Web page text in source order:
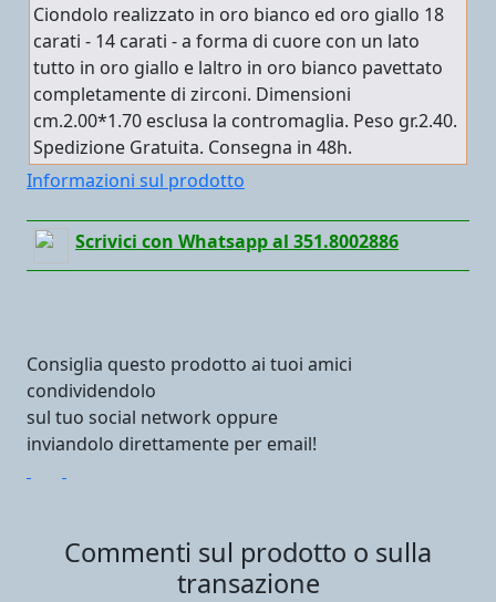
Ciondolo realizzato in oro bianco ed oro giallo 18
carati - 14 carati - a forma di cuore con un lato
tutto in oro giallo e laltro in oro bianco pavettato
completamente di zirconi. Dimensioni
cm.2.00*1.70 esclusa la contromaglia. Peso gr.2.40.
Spedizione Gratuita. Consegna in 48h.
Informazioni sul prodotto
Scrivici con Whatsapp al 351.8002886
Consiglia questo prodotto ai tuoi amici
condividendolo
sul tuo social network oppure
inviandolo direttamente per email!
Commenti sul prodotto o sulla
transazione